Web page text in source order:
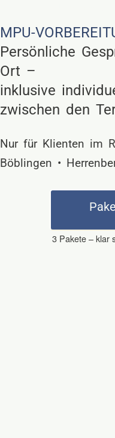
MPU-
Persönliche
Ort –
inklusive
zwischen den
Nur für Klienten im
Böblingen •
3 Pakete – klar